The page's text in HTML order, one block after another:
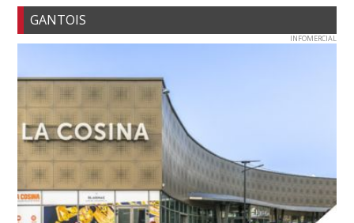
GANTOIS
INFOMERCIAL